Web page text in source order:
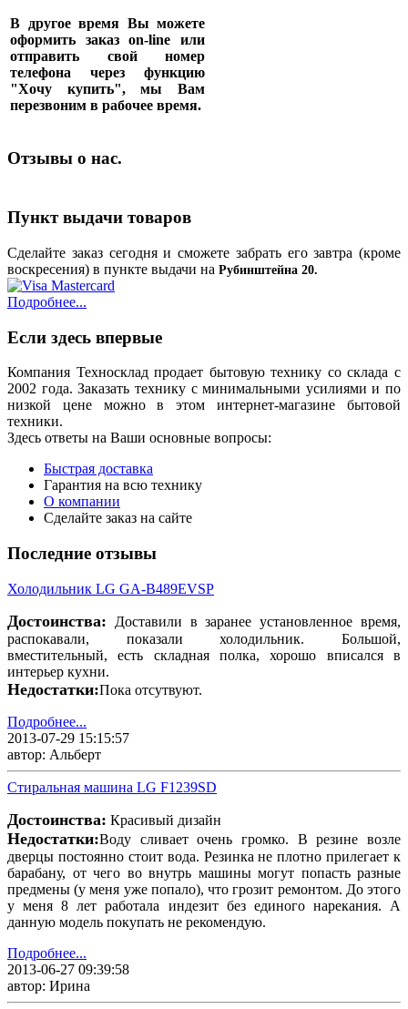
В другое время Вы можете
оформить заказ on-line или
отправить свой номер
телефона через функцию
"Хочу купить", мы Вам
перезвоним в рабочее время.
Отзывы о нас.
Пункт выдачи товаров
Сделайте заказ сегодня и сможете забрать его завтра (кроме
воскресения) в пункте выдачи на Рубинштейна 20.
Подробнее...
Если здесь впервые
Компания Техносклад продает бытовую технику со склада с
2002 года. Заказать технику с минимальными усилиями и по
низкой цене можно в этом интернет-магазине бытовой
техники.
Здесь ответы на Ваши основные вопросы:
Быстрая доставка
Гарантия на всю технику
О компании
Сделайте заказ на сайте
Последние отзывы
Холодильник LG GA-B489EVSP
Достоинства: Доставили в заранее установленное время,
распокавали, показали холодильник. Большой,
вместительный, есть складная полка, хорошо вписался в
интерьер кухни.
Недостатки:Пока отсутвуют.
Подробнее...
2013-07-29 15:15:57
автор: Альберт
Стиральная машина LG F1239SD
Достоинства: Красивый дизайн
Недостатки:Воду сливает очень громко. В резине возле
дверцы постоянно стоит вода. Резинка не плотно прилегает к
барабану, от чего во внутрь машины могут попасть разные
предмены (у меня уже попало), что грозит ремонтом. До этого
у меня 8 лет работала индезит без единого нарекания. А
данную модель покупать не рекомендую.
Подробнее...
2013-06-27 09:39:58
автор: Ирина